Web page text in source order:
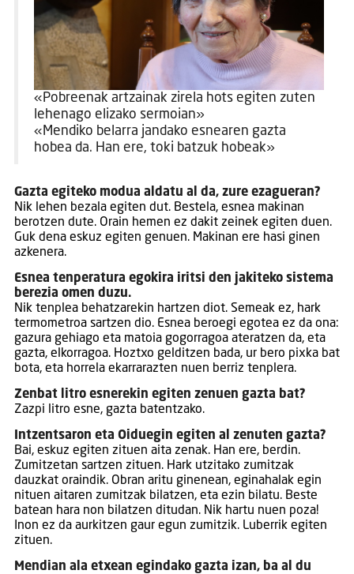
«Pobreenak artzainak zirela hots egiten zuten
lehenago elizako sermoian»
«Mendiko belarra jandako esnearen gazta
hobea da. Han ere, toki batzuk hobeak»
Gazta egiteko modua aldatu al da, zure ezagueran?
Nik lehen bezala egiten dut. Bestela, esnea makinan
berotzen dute. Orain hemen ez dakit zeinek egiten duen.
Guk dena eskuz egiten genuen. Makinan ere hasi ginen
azkenera.
Esnea tenperatura egokira iritsi den jakiteko sistema
berezia omen duzu.
Nik tenplea behatzarekin hartzen diot. Semeak ez, hark
termometroa sartzen dio. Esnea beroegi egotea ez da ona:
gazura gehiago eta matoia gogorragoa ateratzen da, eta
gazta, elkorragoa. Hoztxo gelditzen bada, ur bero pixka bat
bota, eta horrela ekarrarazten nuen berriz tenplera.
Zenbat litro esnerekin egiten zenuen gazta bat?
Zazpi litro esne, gazta batentzako.
Intzentsaron eta Oiduegin egiten al zenuten gazta?
Bai, eskuz egiten zituen aita zenak. Han ere, berdin.
Zumitzetan sartzen zituen. Hark utzitako zumitzak
dauzkat oraindik. Obran aritu ginenean, eginahalak egin
nituen aitaren zumitzak bilatzen, eta ezin bilatu. Beste
batean hara non bilatzen ditudan. Nik hartu nuen poza!
Inon ez da aurkitzen gaur egun zumitzik. Luberrik egiten
zituen.
Mendian ala etxean egindako gazta izan, ba al du